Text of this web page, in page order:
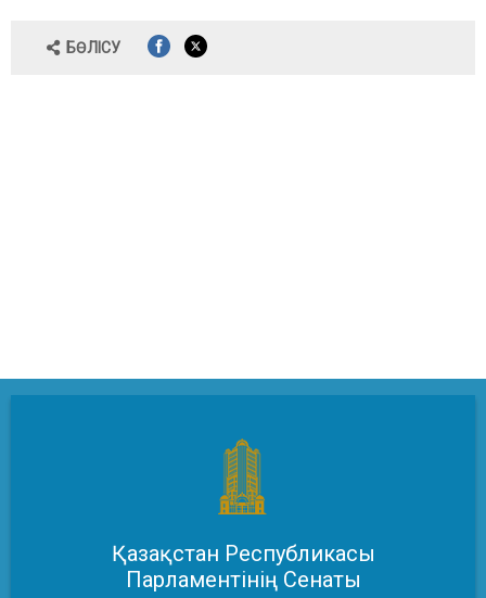
БӨЛІСУ
Қазақстан Республикасы
Парламентінің Сенаты